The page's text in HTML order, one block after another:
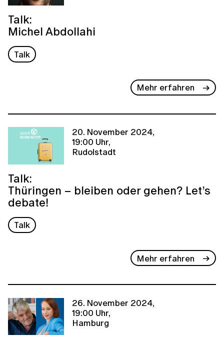
Talk:
Michel Abdollahi
Talk
Mehr erfahren
20. November 2024,
19:00 Uhr,
Rudolstadt
Talk:
Thüringen – bleiben oder gehen? Let’s
debate!
Talk
Mehr erfahren
26. November 2024,
19:00 Uhr,
Hamburg